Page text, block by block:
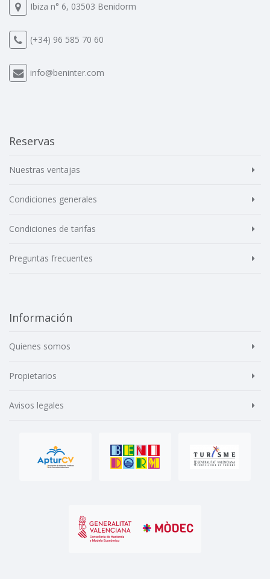
Ibiza n° 6, 03503 Benidorm
(+34) 96 585 70 60
info@beninter.com
Reservas
Nuestras ventajas
Condiciones generales
Condiciones de tarifas
Preguntas frecuentes
Información
Quienes somos
Propietarios
Avisos legales